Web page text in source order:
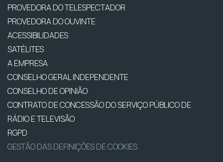
PROVEDORA DO TELESPECTADOR
PROVEDORA DO OUVINTE
ACESSIBILIDADES
SATÉLITES
A EMPRESA
CONSELHO GERAL INDEPENDENTE
CONSELHO DE OPINIÃO
CONTRATO DE CONCESSÃO DO SERVIÇO PÚBLICO DE
RÁDIO E TELEVISÃO
RGPD
GESTÃO DAS DEFINIÇÕES DE COOKIES